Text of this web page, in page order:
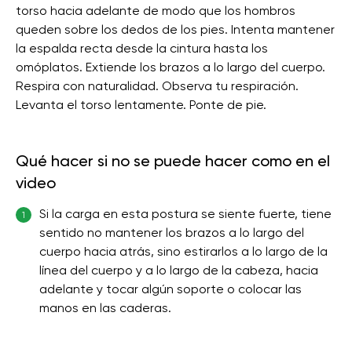
torso hacia adelante de modo que los hombros
queden sobre los dedos de los pies. Intenta mantener
la espalda recta desde la cintura hasta los
omóplatos. Extiende los brazos a lo largo del cuerpo.
Respira con naturalidad. Observa tu respiración.
Levanta el torso lentamente. Ponte de pie.
Qué hacer si no se puede hacer como en el
video
1
Si la carga en esta postura se siente fuerte, tiene
sentido no mantener los brazos a lo largo del
cuerpo hacia atrás, sino estirarlos a lo largo de la
línea del cuerpo y a lo largo de la cabeza, hacia
adelante y tocar algún soporte o colocar las
manos en las caderas.